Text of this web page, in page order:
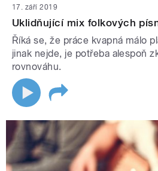
17. září 2019
Uklidňující mix folkových
Říká se, že práce kvapná málo
jinak nejde, je potřeba alespoň
rovnováhu.